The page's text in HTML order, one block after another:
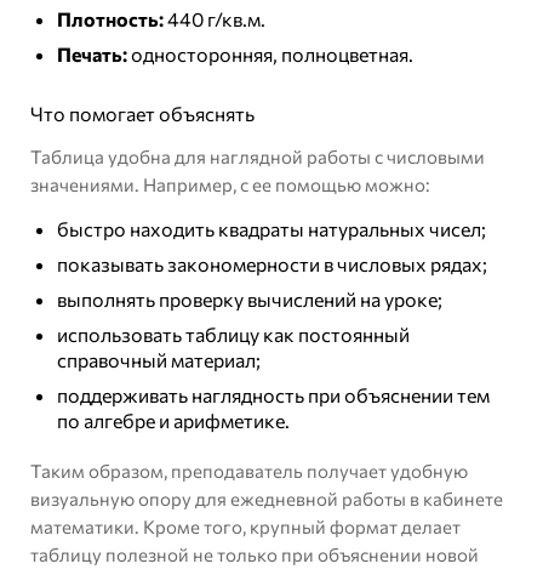
Плотность:440 г/кв.м.
Печать:односторонняя, полноцветная.
Что помогает объяснять
Таблица удобна для наглядной работы с числовыми
значениями. Например, с ее помощью можно:
быстро находить квадраты натуральных чисел;
показывать закономерности в числовых рядах;
выполнять проверку вычислений на уроке;
использовать таблицу как постоянный
справочный материал;
поддерживать наглядность при объяснении тем
по алгебре и арифметике.
Таким образом, преподаватель получает удобную
визуальную опору для ежедневной работы в кабинете
математики. Кроме того, крупный формат делает
таблицу полезной не только при объяснении новой